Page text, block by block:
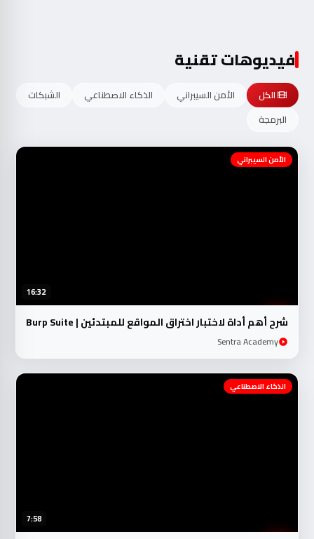
فيديوهات تقنية
الكل الأمن السيبراني الذكاء الاصطناعي
الشبكات
البرمجة
16:32
الأمن السيبراني
شرح أهم أداة لاختبار اختراق المواقع للمبتدئين | Burp Suite
Sentra Academy
7:58
الذكاء الاصطناعي